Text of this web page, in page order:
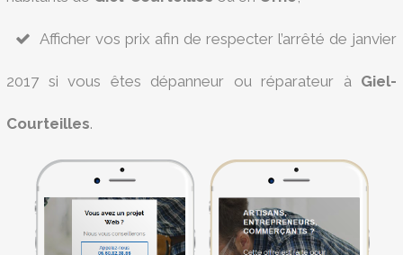
Afficher vos prix afin de respecter l’arrêté de janvier
2017 si vous êtes dépanneur ou réparateur à Giel-
Courteilles.